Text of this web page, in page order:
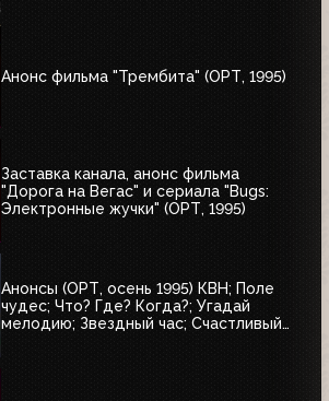
Анонс фильма "Трембита" (ОРТ, 1995)
Заставка канала, анонс фильма
"Дорога на Вегас" и сериала "Bugs:
Электронные жучки" (ОРТ, 1995)
Анонсы (ОРТ, осень 1995) КВН; Поле
чудес; Что? Где? Когда?; Угадай
мелодию; Звездный час; Счастливый